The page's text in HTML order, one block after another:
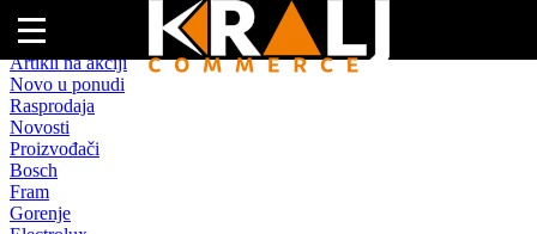
Naslovna
Artikli na akciji
Novo u ponudi
Rasprodaja
Novosti
Proizvođači
Bosch
Fram
Gorenje